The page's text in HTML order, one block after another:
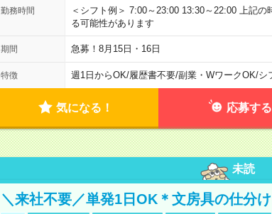
勤務時間
＜シフト例＞ 7:00～23:00 13:30～22:00 上記
る可能性があります
期間 急募！8月15日・16日
特徴 週1日からOK/履歴書不要/副業・WワークOK/シ
気になる！ 応募する
未読
＼来社不要／単発1日OK＊文房具の仕分け